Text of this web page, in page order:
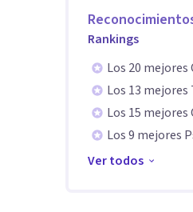
Rankings
Los 20
Los 13 mejores
Los 15 mejores
Los 9 mejores
Ver todos